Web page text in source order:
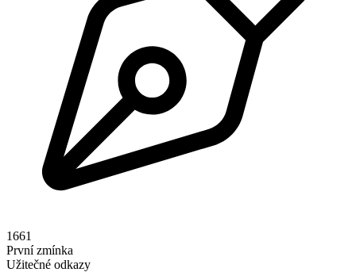
1661
První zmínka
Užitečné odkazy